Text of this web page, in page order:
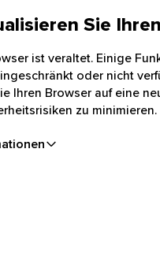
Sie
ist veraltet. Einige
oder nicht
Ihren Browser auf eine
zu minimieren.